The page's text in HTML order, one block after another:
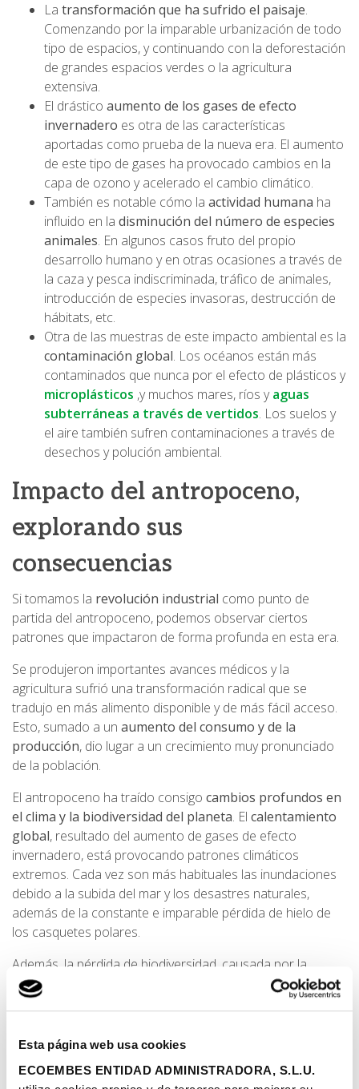
Esta página web usa cookies
ECOEMBES ENTIDAD ADMINISTRADORA, S.L.U.
La transformación que ha sufrido el paisaje.
Comenzando por la imparable urbanización de todo
tipo de espacios, y continuando con la deforestación
de grandes espacios verdes o la agricultura
extensiva.
El drástico aumento de los gases de efecto
invernadero es otra de las características
aportadas como prueba de la nueva era. El aumento
de este tipo de gases ha provocado cambios en la
capa de ozono y acelerado el cambio climático.
También es notable cómo la actividad humana ha
influido en la disminución del número de especies
animales. En algunos casos fruto del propio
desarrollo humano y en otras ocasiones a través de
la caza y pesca indiscriminada, tráfico de animales,
introducción de especies invasoras, destrucción de
hábitats, etc.
Otra de las muestras de este impacto ambiental es la
contaminación global. Los océanos están más
contaminados que nunca por el efecto de plásticos y
microplásticos ,y muchos mares, ríos yaguas
subterráneas a través de vertidos. Los suelos y
el aire también sufren contaminaciones a través de
desechos y polución ambiental.
Impacto del antropoceno,
explorando sus
consecuencias
Si tomamos la revolución industrial como punto de
partida del antropoceno, podemos observar ciertos
patrones que impactaron de forma profunda en esta era.
Se produjeron importantes avances médicos y la
agricultura sufrió una transformación radical que se
tradujo en más alimento disponible y de más fácil acceso.
Esto, sumado a un aumento del consumo y de la
producción, dio lugar a un crecimiento muy pronunciado
de la población.
El antropoceno ha traído consigo cambios profundos en
el clima y la biodiversidad del planeta. El calentamiento
global, resultado del aumento de gases de efecto
invernadero, está provocando patrones climáticos
extremos. Cada vez son más habituales las inundaciones
debido a la subida del mar y los desastres naturales,
además de la constante e imparable pérdida de hielo de
los casquetes polares.
Además, la pérdida de biodiversidad, causada por la
destrucción de hábitats, deforestación y la contaminación,
amenazan con desequilibrar ecosistemas enteros.
socioeconómicas , como los desplazamientos de
comunidades debido a cambios climáticos o pérdida de